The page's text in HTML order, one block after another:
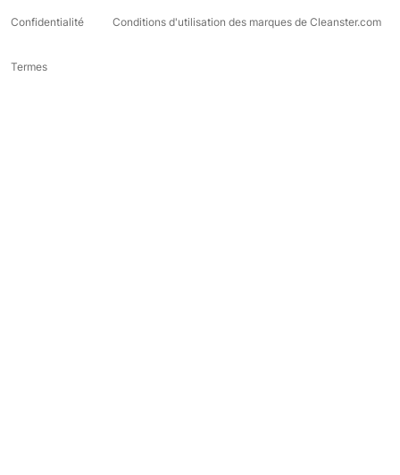
Confidentialité Conditions d'utilisation des marques de Cleanster.com
Termes